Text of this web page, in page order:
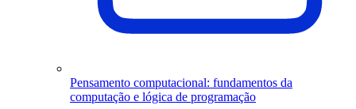
Pensamento computacional: fundamentos da
computação e lógica de programação